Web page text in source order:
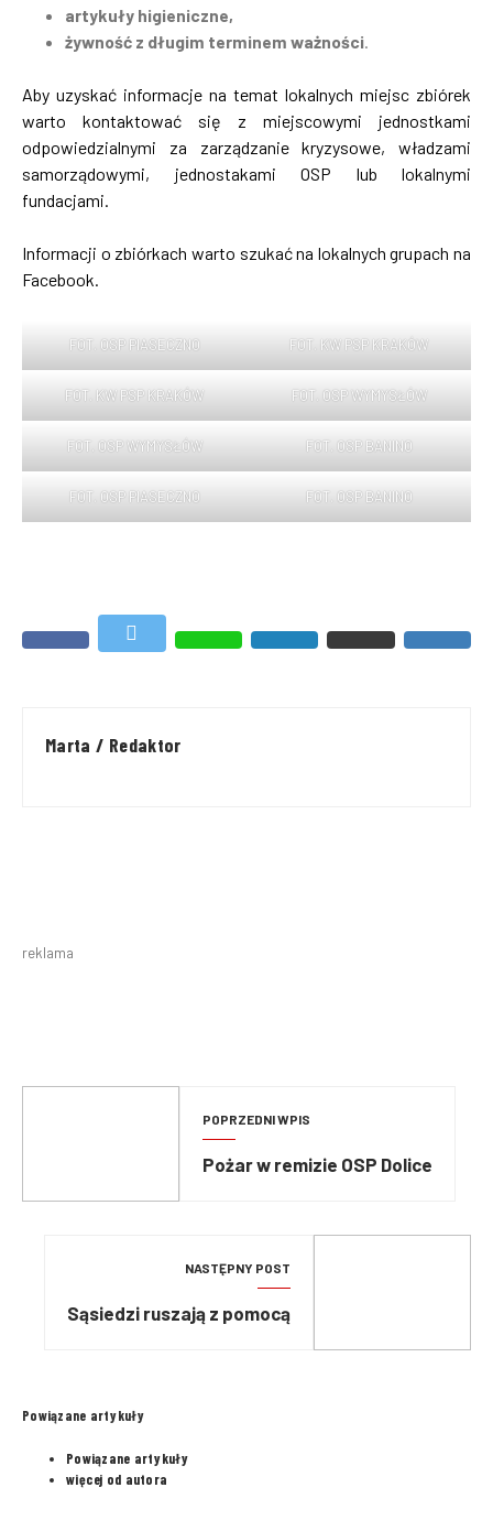
artykuły higieniczne,
żywność z długim terminem ważności.
Aby uzyskać informacje na temat lokalnych miejsc zbiórek
warto kontaktować się z miejscowymi jednostkami
odpowiedzialnymi za zarządzanie kryzysowe, władzami
samorządowymi, jednostakami OSP lub lokalnymi
fundacjami.
Informacji o zbiórkach warto szukać na lokalnych grupach na
Facebook.
FOT. OSP PIASECZNO FOT. KW PSP KRAKÓW
FOT. KW PSP KRAKÓW FOT. OSP WYMYSŁÓW
FOT. OSP WYMYSŁÓW FOT. OSP BANINO
FOT. OSP PIASECZNO FOT. OSP BANINO
Marta / Redaktor
reklama
POPRZEDNI WPIS
Pożar w remizie OSP Dolice
NASTĘPNY POST
Sąsiedzi ruszają z pomocą
Powiązane artykuły
Powiązane artykuły
więcej od autora